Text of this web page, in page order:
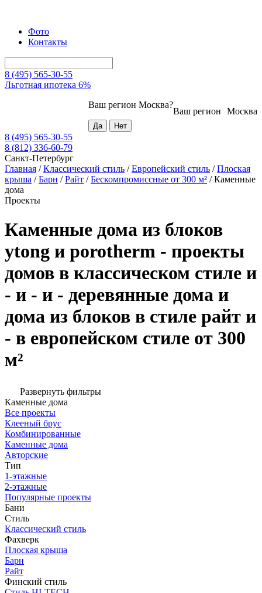
Фото
Контакты
8 (495) 565-30-55
Льготная ипотека 6%
Москва
Ваш регион
Ваш регион Москва?
8 (495) 565-30-55
8 (812) 336-60-79
Санкт-Петербург
Главная /Классический стиль /Европейский стиль /Плоская
крыша /Барн /Райт /Бескомпромиссные от 300 м² /Каменные
дома
Проекты
Каменные дома из блоков
ytong и porotherm - проекты
домов в классическом стиле и
- и - и - деревянные дома и
дома из блоков в стиле райт и
- в европейском стиле от 300
м²
Развернуть фильтры
Каменные дома
Все проекты
Клееный брус
Комбинированные
Каменные дома
Авторские
Тип
1-этажные
2-этажные
Популярные проекты
Бани
Стиль
Классический стиль
Фахверк
Плоская крыша
Барн
Райт
Финский стиль